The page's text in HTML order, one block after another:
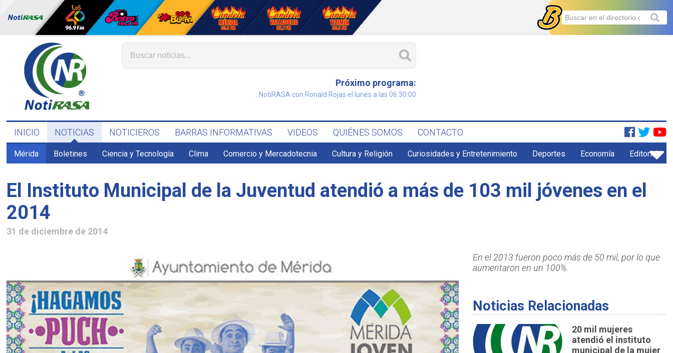
Próximo programa:
NotiRASA con Ronald Rojas el lunes a las 06:30:00
INICIO NOTICIAS NOTICIEROS BARRAS INFORMATIVAS VIDEOS QUIÉNES SOMOS CONTACTO
Mérida Boletines Ciencia y Tecnología Clima Comercio y Mercadotecnia Cultura y Religión Curiosidades y Entretenimiento Deportes Economía Editorial
El Instituto Municipal de la Juventud atendió a más de 103 mil jóvenes en el
2014
31 de diciembre de 2014
En el 2013 fueron poco más de 50 mil, por lo que
aumentaron en un 100%.
Noticias Relacionadas
20 mil mujeres
atendió el instituto
municipal de la mujer